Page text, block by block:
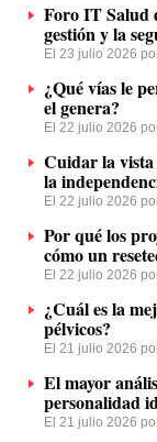
Foro IT Salud
gestión y la
El 23 julio 2026
¿Qué vías le
el genera?
El 22 julio 2026
Cuidar la vista
la
El 22 julio 2026
Por qué los
cómo un
El 22 julio 2026
¿Cuál es la
pélvicos?
El 21 julio 2026
El mayor
personalidad
El 21 julio 2026